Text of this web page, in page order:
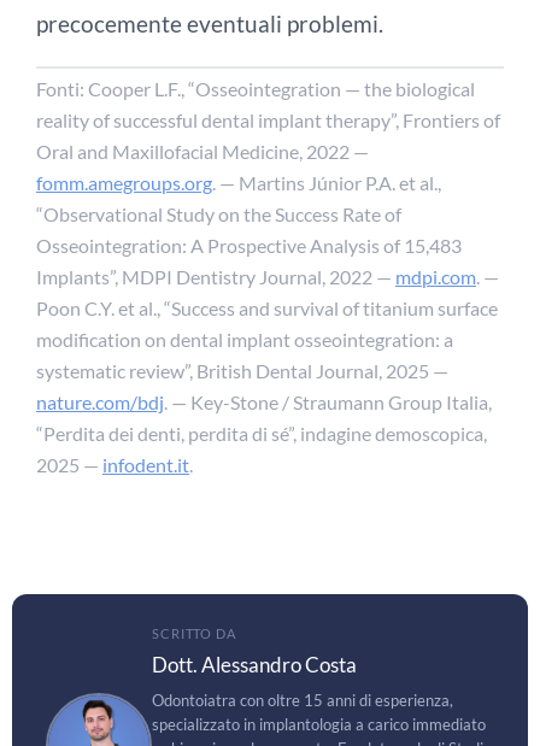
precocemente eventuali problemi.
Fonti: Cooper L.F., “Osseointegration — the biological
reality of successful dental implant therapy”, Frontiers of
Oral and Maxillofacial Medicine, 2022 —
fomm.amegroups.org. — Martins Júnior P.A. et al.,
“Observational Study on the Success Rate of
Osseointegration: A Prospective Analysis of 15,483
Implants”, MDPI Dentistry Journal, 2022 — mdpi.com. —
Poon C.Y. et al., “Success and survival of titanium surface
modification on dental implant osseointegration: a
systematic review”, British Dental Journal, 2025 —
nature.com/bdj. — Key-Stone / Straumann Group Italia,
“Perdita dei denti, perdita di sé”, indagine demoscopica,
2025 — infodent.it.
SCRITTO DA
Dott. Alessandro Costa
Odontoiatra con oltre 15 anni di esperienza,
specializzato in implantologia a carico immediato